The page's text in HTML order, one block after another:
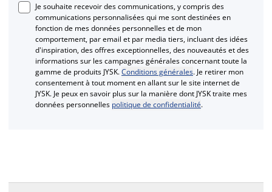
Je souhaite recevoir des communications, y compris des
communications personnalisées qui me sont destinées en
fonction de mes données personnelles et de mon
comportement, par email et par media tiers, incluant des idées
d'inspiration, des offres exceptionnelles, des nouveautés et des
informations sur les campagnes générales concernant toute la
gamme de produits JYSK.Conditions générales. Je retirer mon
consentement à tout moment en allant sur le site internet de
JYSK. Je peux en savoir plus sur la manière dont JYSK traite mes
données personnelles politique de confidentialité.